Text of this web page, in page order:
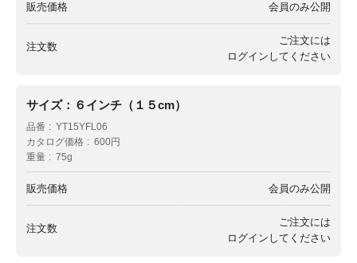
販売価格 会員のみ公開
注文数
ご注文には
ログイン してください
サイズ：６インチ（１５cm）
品番
YT15YFL06
カタログ価格
600円
重量
75g
販売価格 会員のみ公開
注文数
ご注文には
ログイン してください